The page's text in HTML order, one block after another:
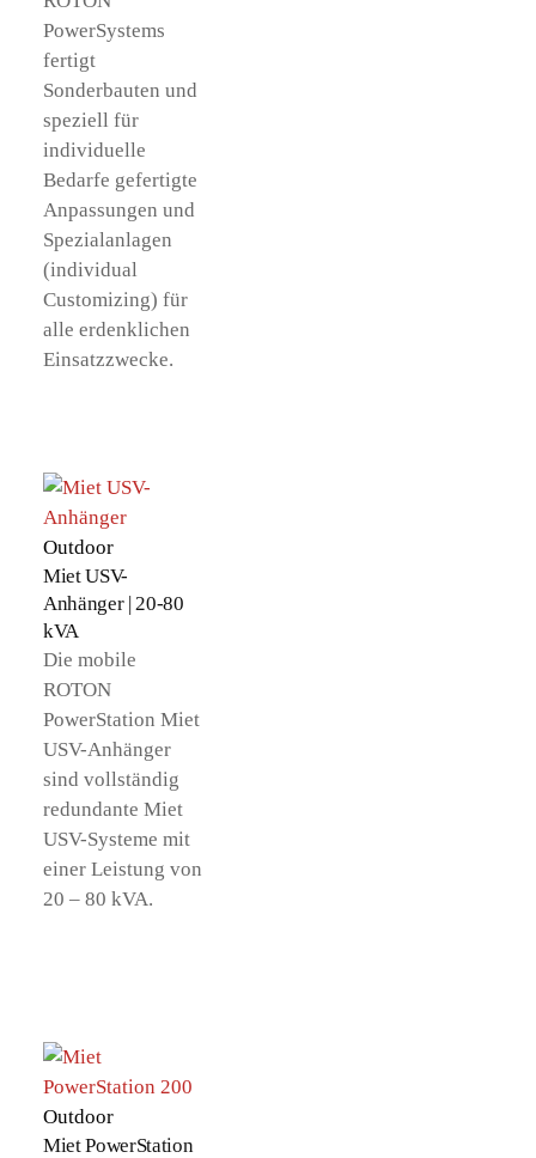
PowerSystems
fertigt
Sonderbauten und
speziell für
individuelle
Bedarfe gefertigte
Anpassungen und
Spezialanlagen
(individual
Customizing) für
alle erdenklichen
Einsatzzwecke.
Outdoor
Miet USV-
Anhänger | 20-80
kVA
Die mobile
ROTON
PowerStation Miet
USV-Anhänger
sind vollständig
redundante Miet
USV-Systeme mit
einer Leistung von
20 – 80 kVA.
Outdoor
Miet PowerStation